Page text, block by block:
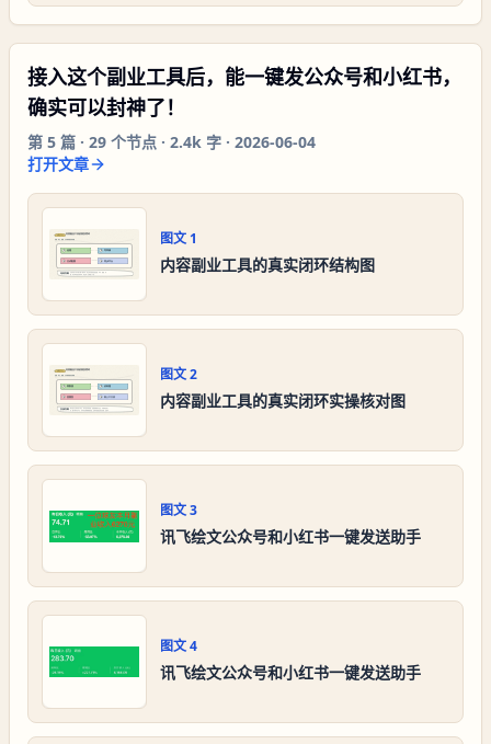
接入这个副业工具后，能一键发公众号和小红书，
确实可以封神了！
第 5 篇 · 29 个节点 · 2.4k 字 · 2026-06-04
打开文章
图文 1
内容副业工具的真实闭环结构图
图文2
内容副业工具的真实闭环实操核对图
图文3
讯飞绘文公众号和小红书一键发送助手
图文4
讯飞绘文公众号和小红书一键发送助手